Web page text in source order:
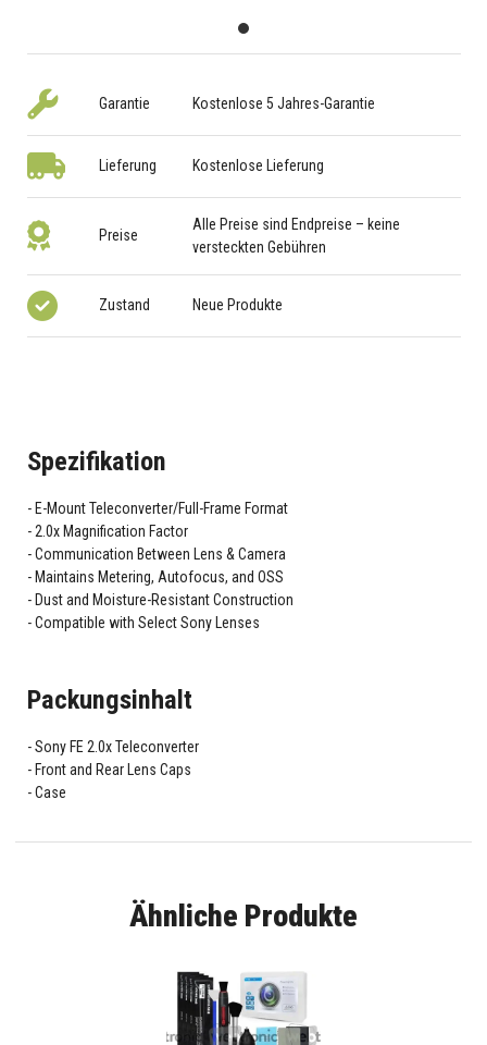
Garantie Kostenlose 5 Jahres-Garantie
Lieferung Kostenlose Lieferung
Preise
Alle Preise sind Endpreise – keine
versteckten Gebühren
Zustand Neue Produkte
Spezifikation
E-Mount Teleconverter/Full-Frame Format
2.0x Magnification Factor
Communication Between Lens & Camera
Maintains Metering, Autofocus, and OSS
Dust and Moisture-Resistant Construction
Compatible with Select Sony Lenses
Packungsinhalt
Sony FE 2.0x Teleconverter
Front and Rear Lens Caps
Case
Ähnliche Produkte